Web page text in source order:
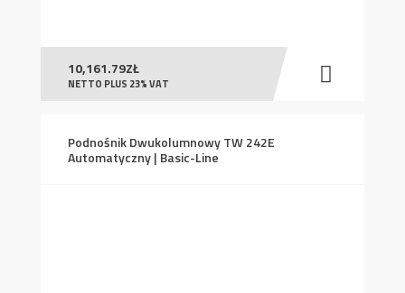
10,161.79ZŁ
NETTO PLUS 23% VAT
Podnośnik Dwukolumnowy TW 242E
Automatyczny | Basic-Line